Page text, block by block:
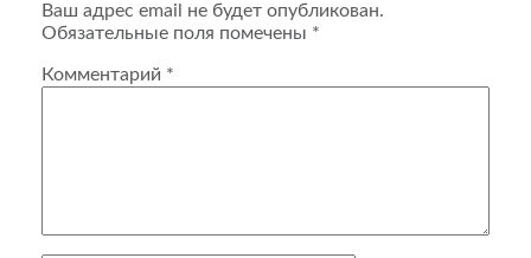
Ваш адрес email не будет опубликован.
Обязательные поля помечены *
Комментарий *